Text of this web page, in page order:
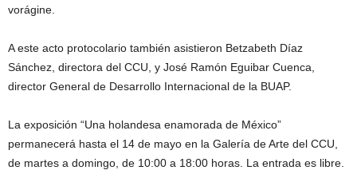
vorágine.
A este acto protocolario también asistieron Betzabeth Díaz
Sánchez, directora del CCU, y José Ramón Eguibar Cuenca,
director General de Desarrollo Internacional de la BUAP.
La exposición “Una holandesa enamorada de México”
permanecerá hasta el 14 de mayo en la Galería de Arte del CCU,
de martes a domingo, de 10:00 a 18:00 horas. La entrada es libre.